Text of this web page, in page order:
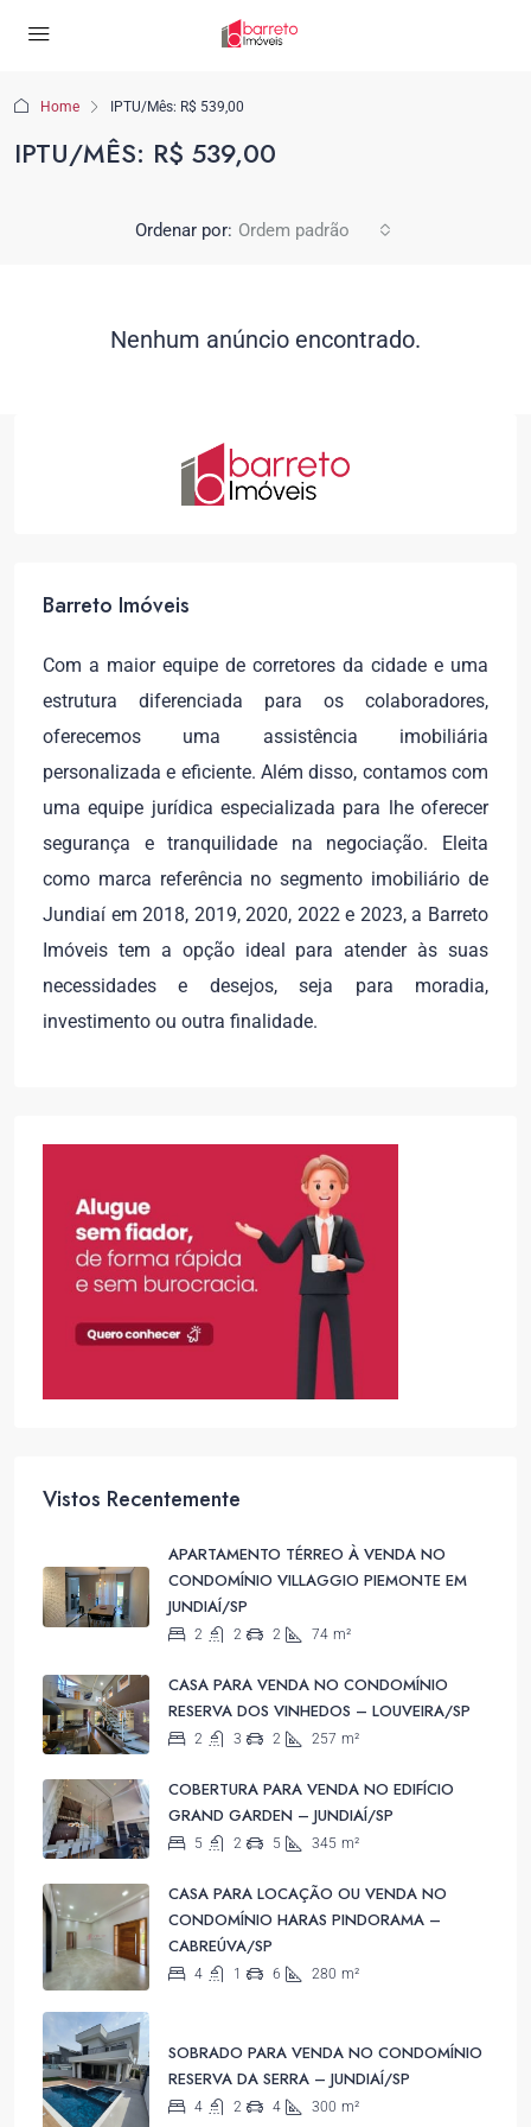
Home IPTU/Mês: R$ 539,00
IPTU/MÊS: R$ 539,00
Ordenar por: Ordem padrão
Nenhum anúncio encontrado.
Barreto Imóveis
Com a maior equipe de corretores da cidade e uma
estrutura diferenciada para os colaboradores,
oferecemos uma assistência imobiliária
personalizada e eficiente. Além disso, contamos com
uma equipe jurídica especializada para lhe oferecer
segurança e tranquilidade na negociação. Eleita
como marca referência no segmento imobiliário de
Jundiaí em 2018, 2019, 2020, 2022 e 2023, a Barreto
Imóveis tem a opção ideal para atender às suas
necessidades e desejos, seja para moradia,
investimento ou outra finalidade.
Vistos Recentemente
APARTAMENTO TÉRREO À VENDA NO
CONDOMÍNIO VILLAGGIO PIEMONTE EM
JUNDIAÍ/SP
2 2 2 74 m²
CASA PARA VENDA NO CONDOMÍNIO
RESERVA DOS VINHEDOS – LOUVEIRA/SP
2 3 2 257 m²
COBERTURA PARA VENDA NO EDIFÍCIO
GRAND GARDEN – JUNDIAÍ/SP
5 2 5 345 m²
CASA PARA LOCAÇÃO OU VENDA NO
CONDOMÍNIO HARAS PINDORAMA –
CABREÚVA/SP
4 1 6 280 m²
SOBRADO PARA VENDA NO CONDOMÍNIO
RESERVA DA SERRA – JUNDIAÍ/SP
4 2 4 300 m²